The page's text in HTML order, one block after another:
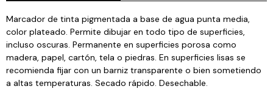
Marcador de tinta pigmentada a base de agua punta media,
color plateado. Permite dibujar en todo tipo de superficies,
incluso oscuras. Permanente en superficies porosa como
madera, papel, cartón, tela o piedras. En superficies lisas se
recomienda fijar con un barniz transparente o bien sometiendo
a altas temperaturas. Secado rápido. Desechable.